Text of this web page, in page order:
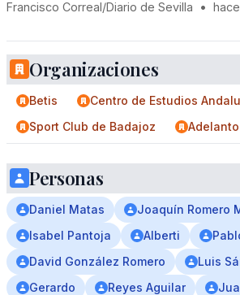
Francisco Correal/Diario de Sevilla •
Organizaciones
Betis Centro de Estudios
Sport Club de Badajoz
Personas
Daniel Matas
Joaquín Romero
Isabel Pantoja
Alberti
David González Romero
Luis
Gerardo
Reyes Aguilar